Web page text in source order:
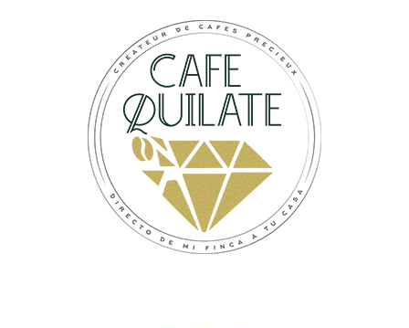
/ Produits identifiés “Entonnoir”
Entonnoir
Voici le seul résultat